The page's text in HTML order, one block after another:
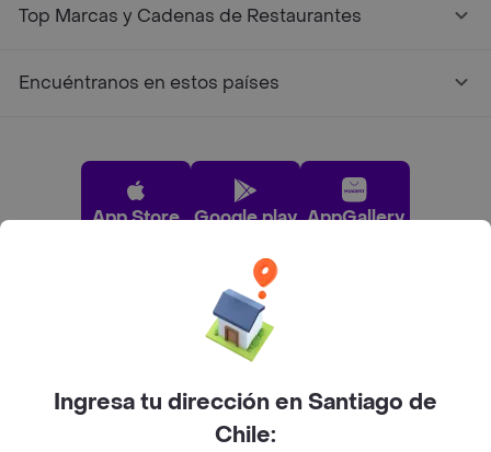
Top Marcas y Cadenas de Restaurantes
Encuéntranos en estos países
App Store Google play AppGallery
Pide tu comida favorita cerca de ti
Categorías
Ingresa tu dirección en Santiago de
Chile: